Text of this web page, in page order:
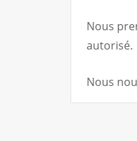
Nous
autorisé.
Nous